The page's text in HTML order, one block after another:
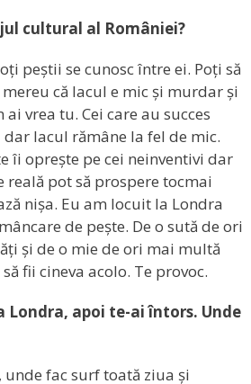
cultural al României?
peștii se cunosc între ei. Poți să
că lacul e mic și murdar și
vrea tu. Cei care au succes
lacul rămâne la fel de mic.
îi oprește pe cei neinventivi dar
reală pot să prospere tocmai
nișa. Eu am locuit la Londra
de pește. De o sută de ori
și de o mie de ori mai multă
fii cineva acolo. Te provoc.
Londra, apoi te-ai întors. Unde
unde fac surf toată ziua și